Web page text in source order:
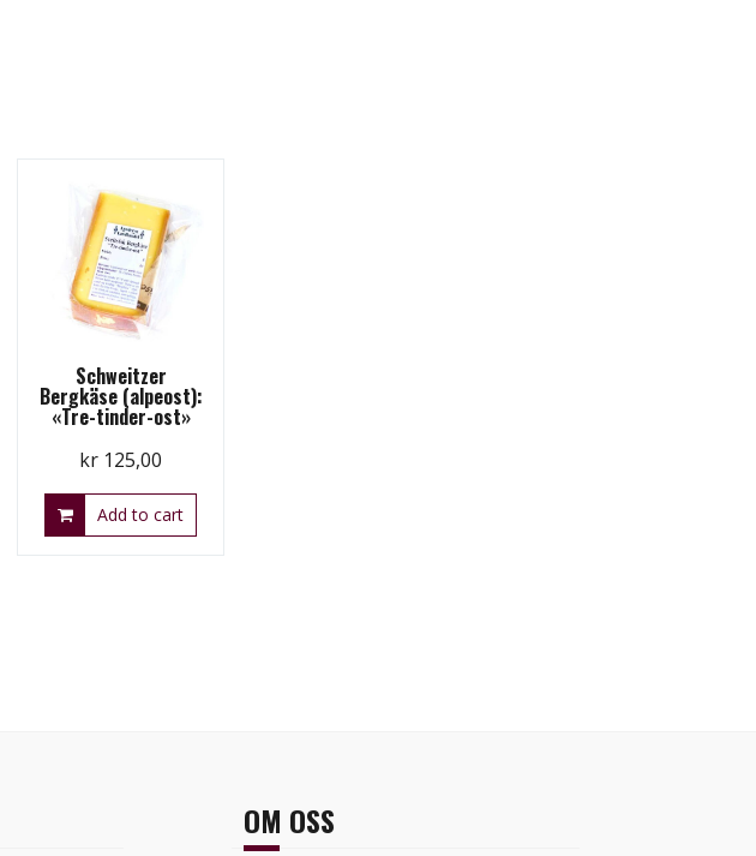
Schweitzer
Bergkäse (alpeost):
«Tre-tinder-ost»
kr 125,00
Add to cart
OM OSS